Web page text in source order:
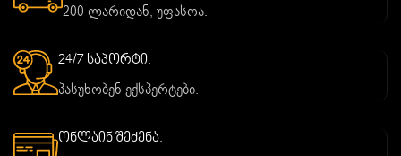
200 ლარიდან, უფასოა.
24/7 საპორტი.
პასუხობენ ექსპერტები.
ონლაინ შეძენა.